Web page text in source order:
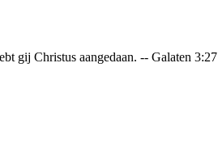
gij Christus aangedaan. -- Galaten 3:27